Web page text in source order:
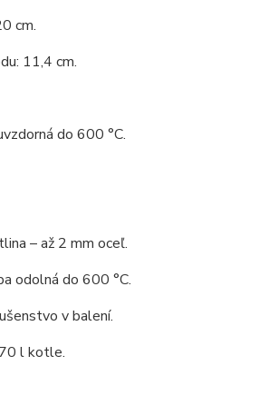
cm.
11,4 cm.
do 600 °C.
– až 2 mm oceľ.
odolná do 600 °C.
v balení.
l kotle.